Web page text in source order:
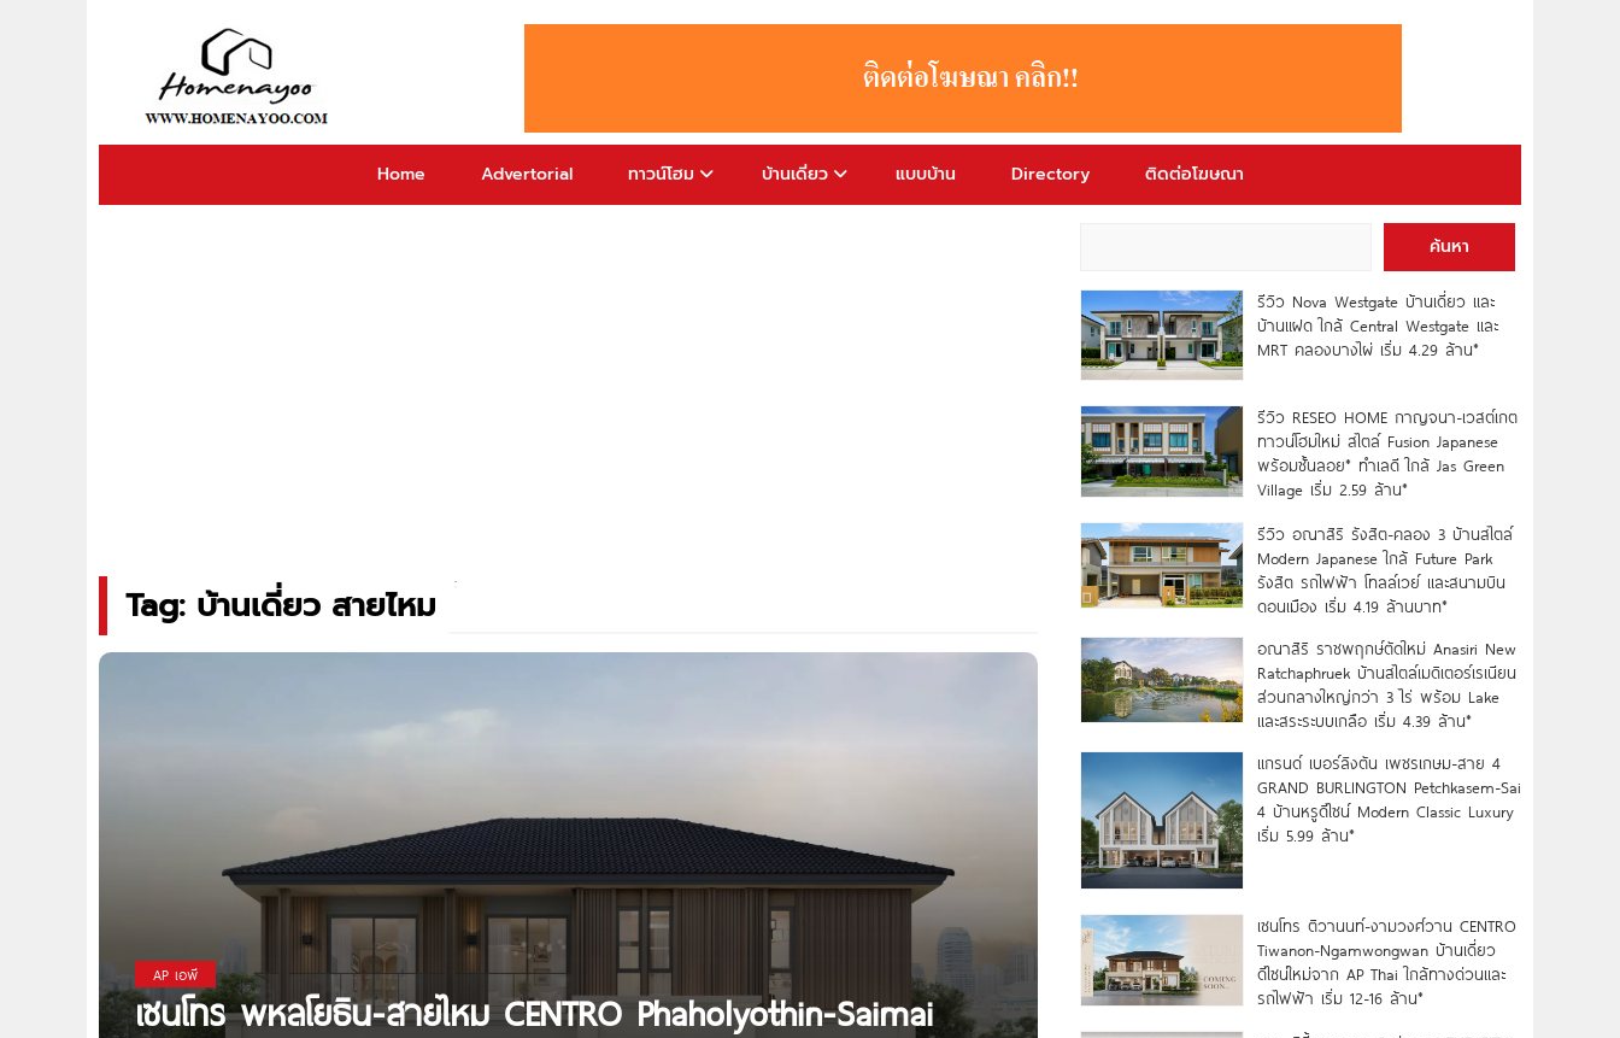
Home Advertorial ทาวน์โฮม บ้านเดี่ยว แบบบ้าน Directory ติดต่อโฆษณา
Tag: บ้านเดี่ยว สายไหม
AP เอพี
เซนโทร พหลโยธิน-สายไหม CENTRO Phaholyothin-Saimai
ค้นหา
รีวิว Nova Westgate บ้านเดี่ยว และ
บ้านแฝด ใกล้ Central Westgate และ
MRT คลองบางไผ่ เริ่ม 4.29 ล้าน*
รีวิว RESEO HOME กาญจนา-เวสต์เกต
ทาวน์โฮมใหม่ สไตล์ Fusion Japanese
พร้อมชั้นลอย* ทำเลดี ใกล้ Jas Green
Village เริ่ม 2.59 ล้าน*
รีวิว อณาสิริ รังสิต-คลอง 3 บ้านสไตล์
Modern Japanese ใกล้ Future Park
รังสิต รถไฟฟ้า โทลล์เวย์ และสนามบิน
ดอนเมือง เริ่ม 4.19 ล้านบาท*
อณาสิริ ราชพฤกษ์ตัดใหม่ Anasiri New
Ratchaphruek บ้านสไตล์เมดิเตอร์เรเนียน
ส่วนกลางใหญ่กว่า 3 ไร่ พร้อม Lake
และสระระบบเกลือ เริ่ม 4.39 ล้าน*
แกรนด์ เบอร์ลิงตัน เพชรเกษม-สาย 4
GRAND BURLINGTON Petchkasem-Sai
4 บ้านหรูดีไซน์ Modern Classic Luxury
เริ่ม 5.99 ล้าน*
เซนโทร ติวานนท์-งามวงศ์วาน CENTRO
Tiwanon-Ngamwongwan บ้านเดี่ยว
ดีไซน์ใหม่จาก AP Thai ใกล้ทางด่วนและ
รถไฟฟ้า เริ่ม 12-16 ล้าน*